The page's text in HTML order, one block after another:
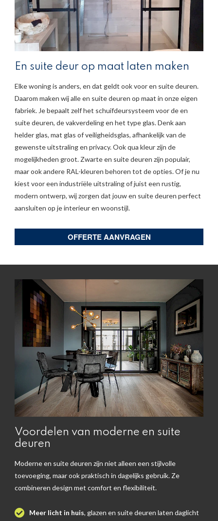
En suite deur op maat laten maken
Elke woning is anders, en dat geldt ook voor en suite deuren.
Daarom maken wij alle en suite deuren op maat in onze eigen
fabriek. Je bepaalt zelf het schuifdeursysteem voor de en
suite deuren, de vakverdeling en het type glas. Denk aan
helder glas, mat glas of veiligheidsglas, afhankelijk van de
gewenste uitstraling en privacy. Ook qua kleur zijn de
mogelijkheden groot. Zwarte en suite deuren zijn populair,
maar ook andere RAL-kleuren behoren tot de opties. Of je nu
kiest voor een industriële uitstraling of juist een rustig,
modern ontwerp, wij zorgen dat jouw en suite deuren perfect
aansluiten op je interieur en woonstijl.
OFFERTE AANVRAGEN
Voordelen van moderne en suite
deuren
Moderne en suite deuren zijn niet alleen een stijlvolle
toevoeging, maar ook praktisch in dagelijks gebruik. Ze
combineren design met comfort en flexibiliteit.
Meer licht in huis, glazen en suite deuren laten daglicht